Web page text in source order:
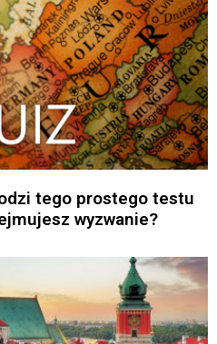
tego prostego testu
wyzwanie?